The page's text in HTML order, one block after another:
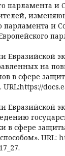
парламента и
парламента и
Евразийской
на
в сфере
URL:https://
Евразийской
в сфере
URL: